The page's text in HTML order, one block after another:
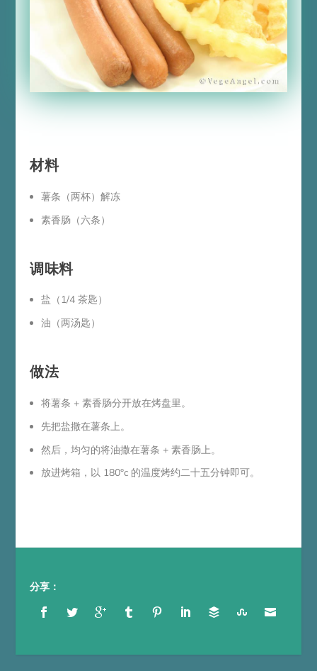
材料
薯条（两杯）解冻
素香肠（六条）
调味料
盐（1/4 茶匙）
油（两汤匙）
做法
将薯条 + 素香肠分开放在烤盘里。
先把盐撒在薯条上。
然后，均匀的将油撒在薯条 + 素香肠上。
放进烤箱，以 180°c 的温度烤约二十五分钟即可。
分享：